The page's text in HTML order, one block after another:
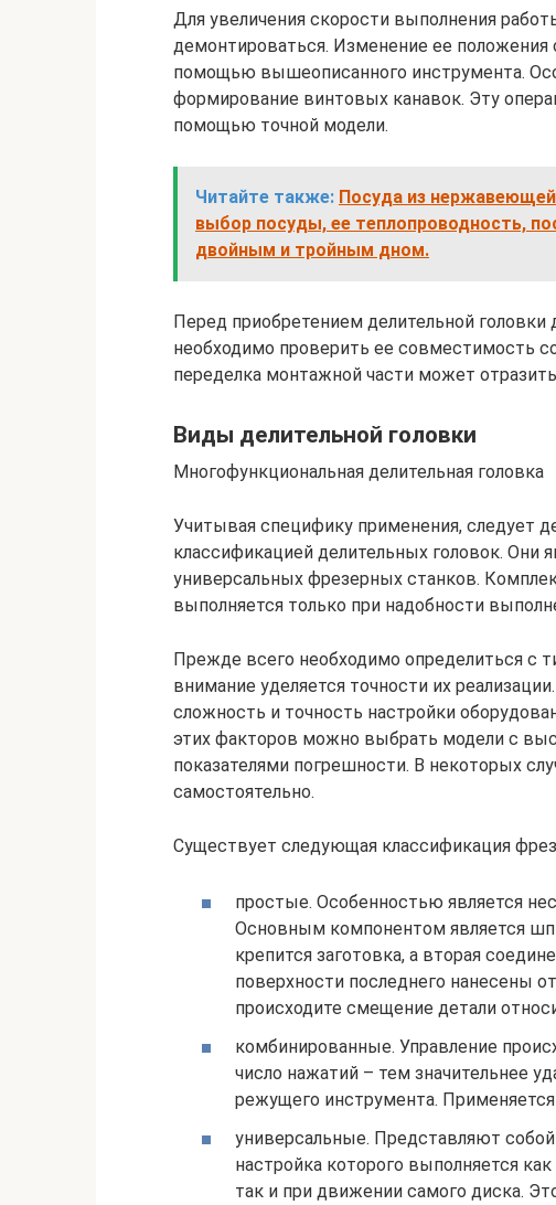
Для увеличения скорости выполнения
демонтироваться. Изменение ее положения
помощью вышеописанного инструмента.
формирование винтовых канавок. Эту
помощью точной модели.
Читайте также: Посуда из
выбор посуды, ее теплопроводность,
двойным и тройным дном.
Перед приобретением делительной головки
необходимо проверить ее совместимость
переделка монтажной части может
Виды делительной головки
Многофункциональная делительная головка
Учитывая специфику применения, следует
классификацией делительных головок. Они
универсальных фрезерных станков.
выполняется только при надобности
Прежде всего необходимо определиться с
внимание уделяется точности их
сложность и точность настройки
этих факторов можно выбрать модели с
показателями погрешности. В некоторых
самостоятельно.
Существует следующая классификация
простые. Особенностью является
Основным компонентом является
крепится заготовка, а вторая
поверхности последнего нанесены
происходите смещение детали
комбинированные. Управление
число нажатий – тем значительнее
режущего инструмента.
универсальные. Представляют
настройка которого выполняется
так и при движении самого диска.